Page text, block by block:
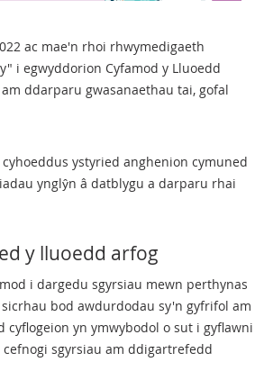
ac mae'n rhoi rhwymedigaeth
i egwyddorion Cyfamod y Lluoedd
ddarparu gwasanaethau tai, gofal
ystyried anghenion cymuned
ynglŷn â datblygu a darparu rhai
y lluoedd arfog
i dargedu sgyrsiau mewn perthynas
bod awdurdodau sy'n gyfrifol am
yn ymwybodol o sut i gyflawni
sgyrsiau am ddigartrefedd